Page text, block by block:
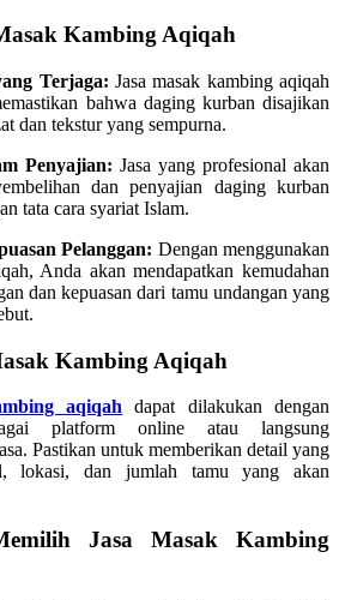
Kambing Aqiqah
Terjaga: Jasa masak kambing aqiqah
bahwa daging kurban disajikan
dan tekstur yang sempurna.
Penyajian: Jasa yang profesional akan
dan penyajian daging kurban
tata cara syariat Islam.
Pelanggan: Dengan menggunakan
Anda akan mendapatkan kemudahan
dan kepuasan dari tamu undangan yang
Kambing Aqiqah
aqiqah dapat dilakukan dengan
platform online atau langsung
Pastikan untuk memberikan detail yang
lokasi, dan jumlah tamu yang akan
Jasa Masak Kambing